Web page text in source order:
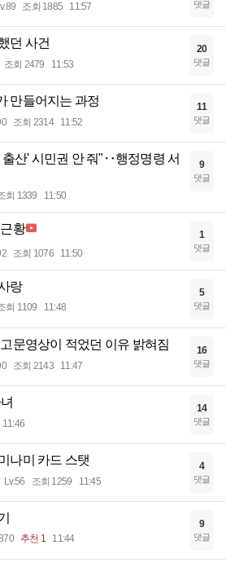
조회 1885 11:57 댓글
던 사건
조회 2479 11:53
20
댓글
만들어지는 과정
조회 2314 11:52
11
댓글
출산' 시민권 안 줘"‥행정명령 서
회 1339 11:50
9
댓글
황
조회 1076 11:50
1
댓글
랑
회 1109 11:48
5
댓글
문영상이 적었던 이유 밝혀짐
조회 2143 11:47
16
댓글
11:46
14
댓글
나미 카드 스탯
Lv.56 조회 1259 11:45
4
댓글
추천 1 11:44
9
댓글